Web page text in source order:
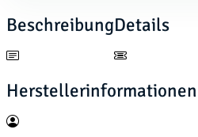
BeschreibungDetails
Herstellerinformationen